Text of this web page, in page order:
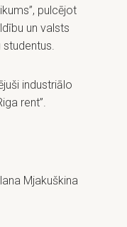
pulcējot
un valsts
industriālo
rent”.
Mjakuškina